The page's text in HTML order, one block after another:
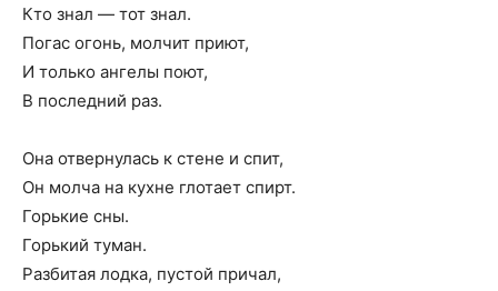
Кто знал — тот знал.
Погас огонь, молчит приют,
И только ангелы поют,
В последний раз.
Она отвернулась к стене и спит,
Он молча на кухне глотает спирт.
Горькие сны.
Горький туман.
Разбитая лодка, пустой причал,